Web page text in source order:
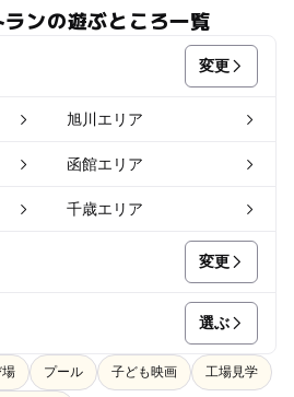
ンの遊ぶところ一覧
変更
旭川エリア
函館エリア
千歳エリア
変更
選ぶ
プール 子ども映画 工場見学